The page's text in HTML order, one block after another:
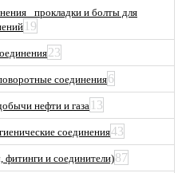
прокладки и болты для
19
23
соединения6
нефти и газа 13
соединения43
и соединители)87